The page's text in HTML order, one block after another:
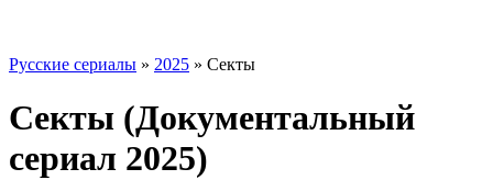
Русские сериалы » 2025 » Секты
Секты (Документальный
сериал 2025)